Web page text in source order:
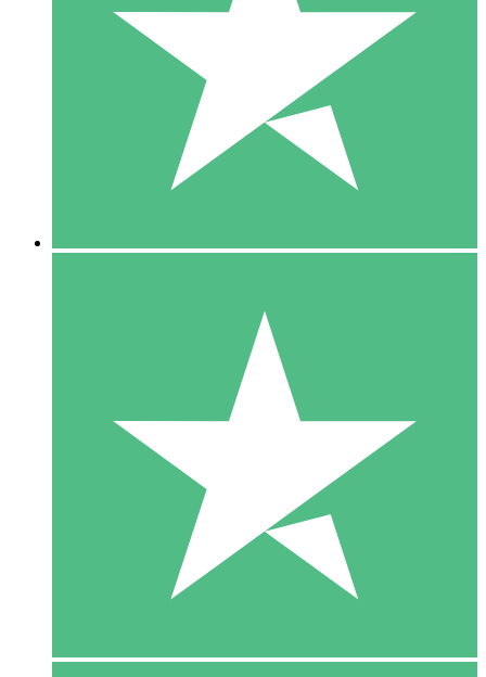
Zahlen Sie nach Bedarf mit Download-Credits. Keine
monatliche Verpflichtung erforderlich.
10 00
10 Downloads
20 00